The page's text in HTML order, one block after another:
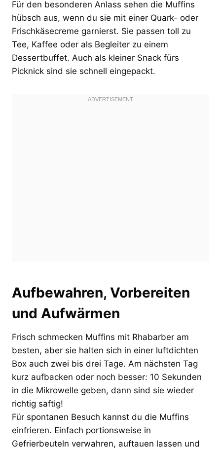
Für den besonderen Anlass sehen die Muffins
hübsch aus, wenn du sie mit einer Quark- oder
Frischkäsecreme garnierst. Sie passen toll zu
Tee, Kaffee oder als Begleiter zu einem
Dessertbuffet. Auch als kleiner Snack fürs
Picknick sind sie schnell eingepackt.
Aufbewahren, Vorbereiten
und Aufwärmen
Frisch schmecken Muffins mit Rhabarber am
besten, aber sie halten sich in einer luftdichten
Box auch zwei bis drei Tage. Am nächsten Tag
kurz aufbacken oder noch besser: 10 Sekunden
in die Mikrowelle geben, dann sind sie wieder
richtig saftig!
Für spontanen Besuch kannst du die Muffins
einfrieren. Einfach portionsweise in
Gefrierbeuteln verwahren, auftauen lassen und